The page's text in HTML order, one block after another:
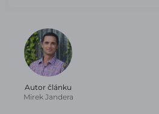
Autor článku
Mirek Jandera